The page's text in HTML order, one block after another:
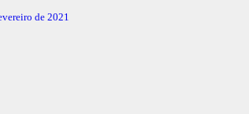
de 2021